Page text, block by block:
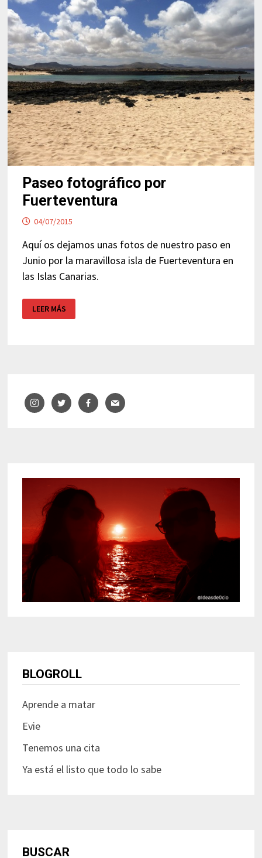
Paseo fotográfico por
Fuerteventura
04/07/2015
Aquí os dejamos unas fotos de nuestro paso en
Junio por la maravillosa isla de Fuerteventura en
las Islas Canarias.
FOTOGRÁFICO
POR
LEER MÁS
BLOGROLL
Aprende a matar
Evie
Tenemos una cita
Ya está el listo que todo lo sabe
BUSCAR